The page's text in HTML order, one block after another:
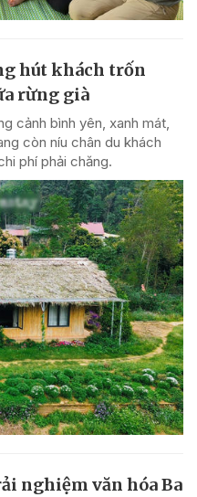
hút khách trốn
rừng già
cảnh bình yên, xanh mát,
còn níu chân du khách
phí phải chăng.
nghiệm văn hóa Ba